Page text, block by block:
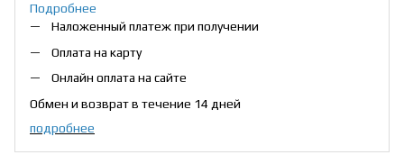
Подробнее
Наложенный платеж при получении
Оплата на карту
Онлайн оплата на сайте
Обмен и возврат в течение 14 дней
подробнее